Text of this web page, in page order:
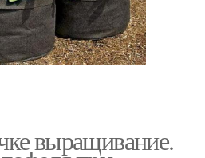
выращивание.